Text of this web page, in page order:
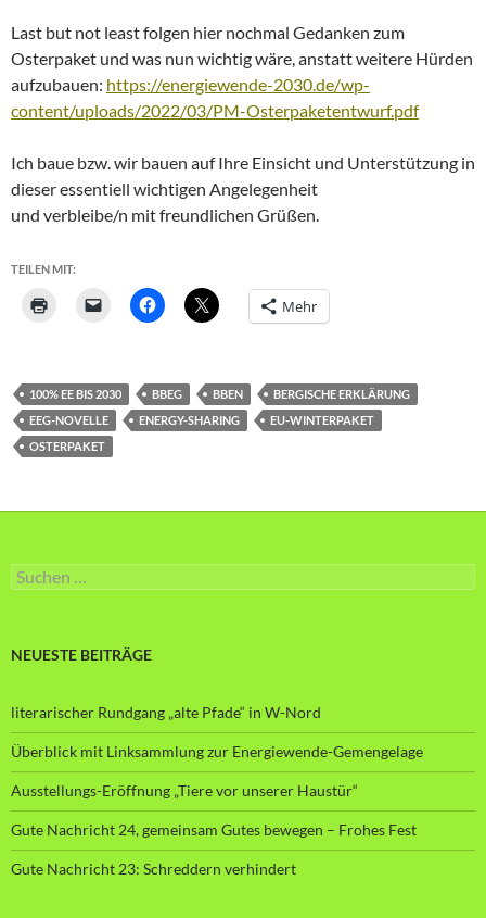
Last but not least folgen hier nochmal Gedanken zum
Osterpaket und was nun wichtig wäre, anstatt weitere Hürden
aufzubauen: https://energiewende-2030.de/wp-
content/uploads/2022/03/PM-Osterpaketentwurf.pdf
Ich baue bzw. wir bauen auf Ihre Einsicht und Unterstützung in
dieser essentiell wichtigen Angelegenheit
und verbleibe/n mit freundlichen Grüßen.
TEILEN MIT:
Mehr
100% EE BIS 2030 BBEG BBEN
BERGISCHE ERKLÄRUNG
EEG-NOVELLE
ENERGY-SHARING
EU-WINTERPAKET
OSTERPAKET
Suche
nach:
NEUESTE BEITRÄGE
literarischer Rundgang „alte Pfade“ in W-Nord
Überblick mit Linksammlung zur Energiewende-Gemengelage
Ausstellungs-Eröffnung „Tiere vor unserer Haustür“
Gute Nachricht 24, gemeinsam Gutes bewegen – Frohes Fest
Gute Nachricht 23: Schreddern verhindert